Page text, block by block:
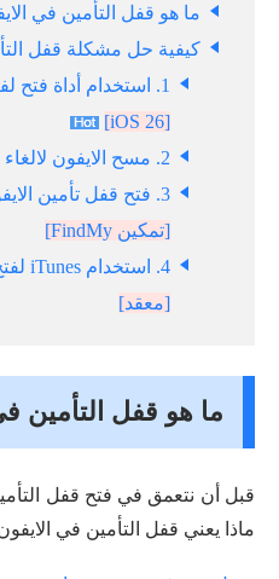
ما هو قفل التأمين في
كيفية حل مشكلة قفل
1. استخدام أداة فتح لفتح قفل التأمين للايفون
[iOS 26]
2. مسح الايفون لالغاء قفل التامين
3. فتح قفل تأمين الايفون من خلال FindMy
[تمكين FindMy]
4. استخدام iTunes لفتح قفل التأمين في الايفون
[معقد]
ما هو قفل التأمين في
قبل أن نتعمق في فتح قفل التأمين
ماذا يعني قفل التأمين في